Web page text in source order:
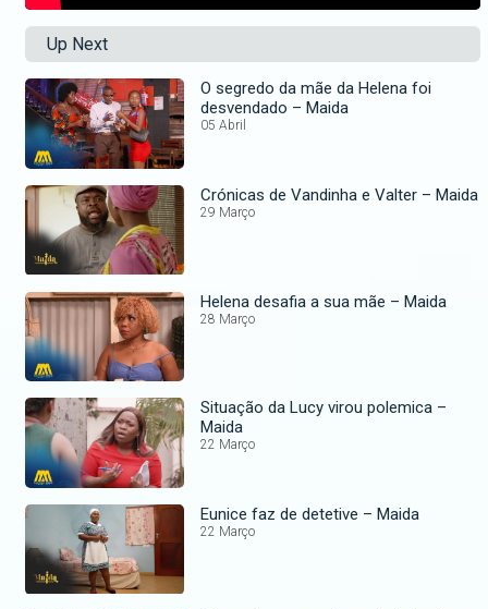
Up Next
O segredo da mãe da Helena foi
desvendado – Maida
05 Abril
Crónicas de Vandinha e Valter – Maida
29 Março
Helena desafia a sua mãe – Maida
28 Março
Situação da Lucy virou polemica –
Maida
22 Março
Eunice faz de detetive – Maida
22 Março